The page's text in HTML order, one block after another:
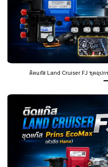
ติดแก๊ส Land Cruiser FJ ชุดอุป